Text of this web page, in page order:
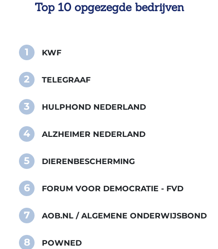
Top 10 opgezegde bedrijven
1 KWF
2 TELEGRAAF
3 HULPHOND NEDERLAND
4 ALZHEIMER NEDERLAND
5 DIERENBESCHERMING
6 FORUM VOOR DEMOCRATIE - FVD
7 AOB.NL / ALGEMENE ONDERWIJSBOND
8 POWNED